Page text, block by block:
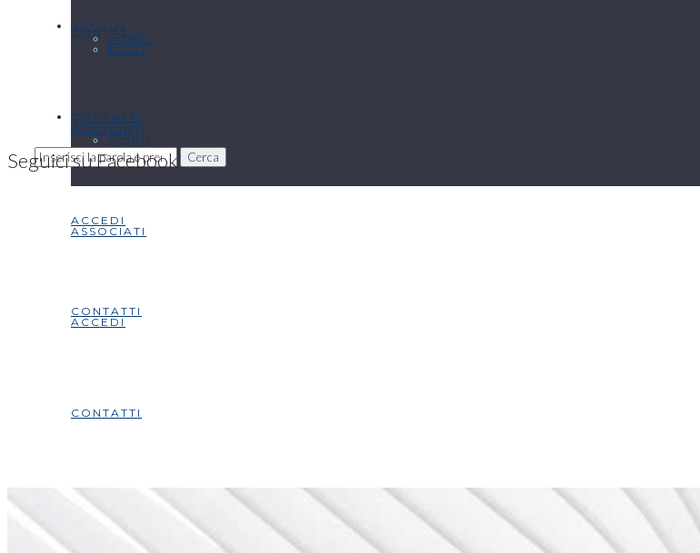
ACCEDI
CONTATTI
CONTATTI
Cerca
VIDEO
ASSOCIATI
ACCEDI
CONTATTI
FOTO
VIDEO
ASSOCIATI
ACCEDI
CONTATTI
Seguici su Facebook